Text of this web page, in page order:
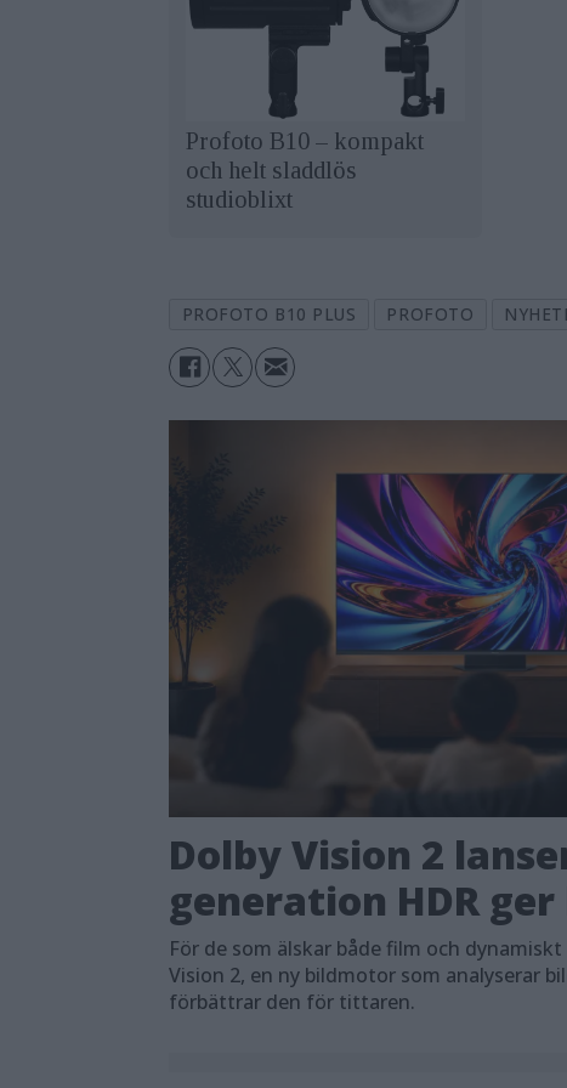
Profoto B10 – kompakt
och helt sladdlös
studioblixt
PROFOTO B10 PLUS PROFOTO
Dolby Vision 2
generation HDR
För de som älskar både film och
Vision 2, en ny bildmotor som analyserar
förbättrar den för tittaren.